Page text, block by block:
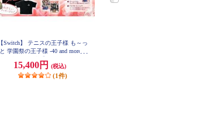
【Switch】 テニスの王子様 も～っ
と 学園祭の王子様 -40 and more...
らいエディション
15,400円 (税込)
(1件)